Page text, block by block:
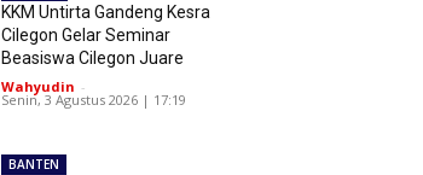
KKM Untirta Gandeng Kesra
Cilegon Gelar Seminar
Beasiswa Cilegon Juare
Wahyudin -
Senin, 3 Agustus 2026 | 17:19
BANTEN